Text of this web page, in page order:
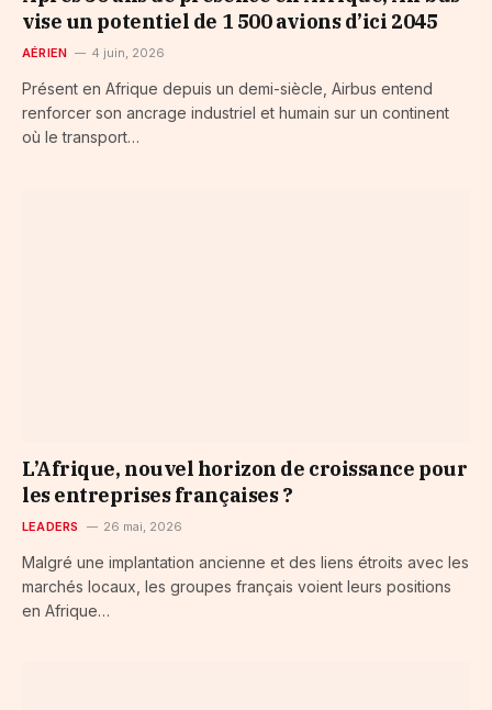
vise un potentiel de 1 500 avions d’ici 2045
AÉRIEN 4 juin, 2026
Présent en Afrique depuis un demi-siècle, Airbus entend
renforcer son ancrage industriel et humain sur un continent
où le transport…
L’Afrique, nouvel horizon de croissance pour
les entreprises françaises ?
LEADERS 26 mai, 2026
Malgré une implantation ancienne et des liens étroits avec les
marchés locaux, les groupes français voient leurs positions
en Afrique…